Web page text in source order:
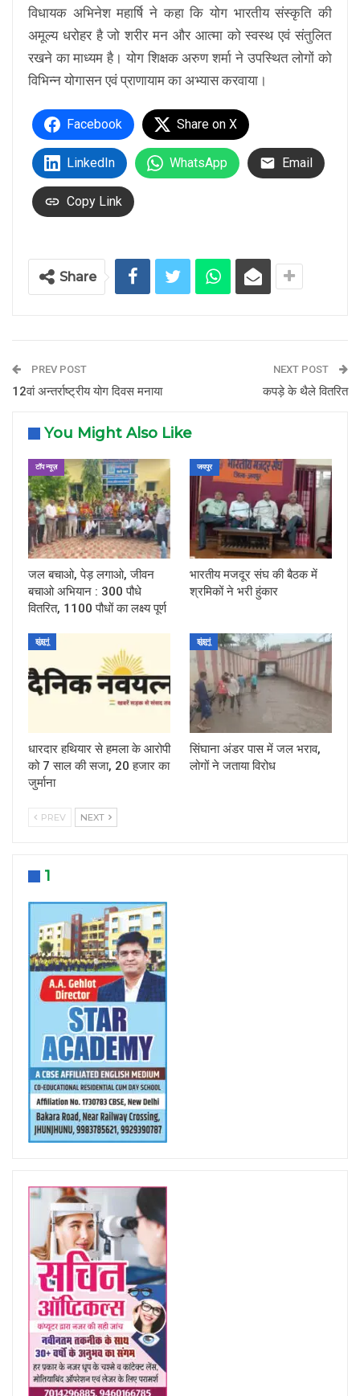
विधायक अभिनेश महार्षि ने कहा कि योग भारतीय संस्कृति की
अमूल्य धरोहर है जो शरीर मन और आत्मा को स्वस्थ एवं संतुलित
रखने का माध्यम है। योग शिक्षक अरुण शर्मा ने उपस्थित लोगों को
विभिन्न योगासन एवं प्राणायाम का अभ्यास करवाया।
Facebook Share on X
LinkedIn WhatsApp Email
Copy Link
Share
PREV POST
12वां अन्तर्राष्ट्रीय योग दिवस मनाया
NEXT POST
कपड़े के थैले वितरित
You Might Also Like
टॉप न्यूज़
जल बचाओ, पेड़ लगाओ, जीवन
बचाओ अभियान : 300 पौधे
वितरित, 1100 पौधों का लक्ष्य पूर्ण
जयपुर
भारतीय मजदूर संघ की बैठक में
श्रमिकों ने भरी हुंकार
झुंझुनूं
धारदार हथियार से हमला के आरोपी
को 7 साल की सजा, 20 हजार का
जुर्माना
झुंझुनूं
सिंघाना अंडर पास में जल भराव,
लोगों ने जताया विरोध
PREV NEXT
1